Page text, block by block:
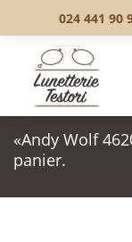
024 441 90
«Andy Wolf
panier.